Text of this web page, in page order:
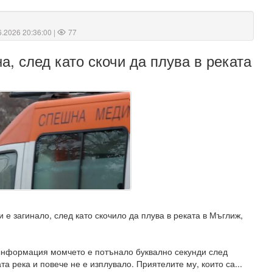
20:36:00 | 77
след като скочи да плува в реката
загинало, след като скочило да плува в реката в Мъглиж,
момчето е потънало буквално секунди след
река и повече не е изплувало. Приятелите му, които са...